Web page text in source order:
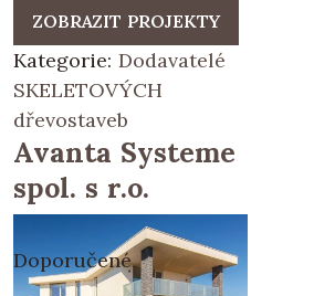
ZOBRAZIT PROJEKTY
Kategorie: Dodavatelé
SKELETOVÝCH
dřevostaveb
Avanta Systeme
spol. s r.o.
Doporučené